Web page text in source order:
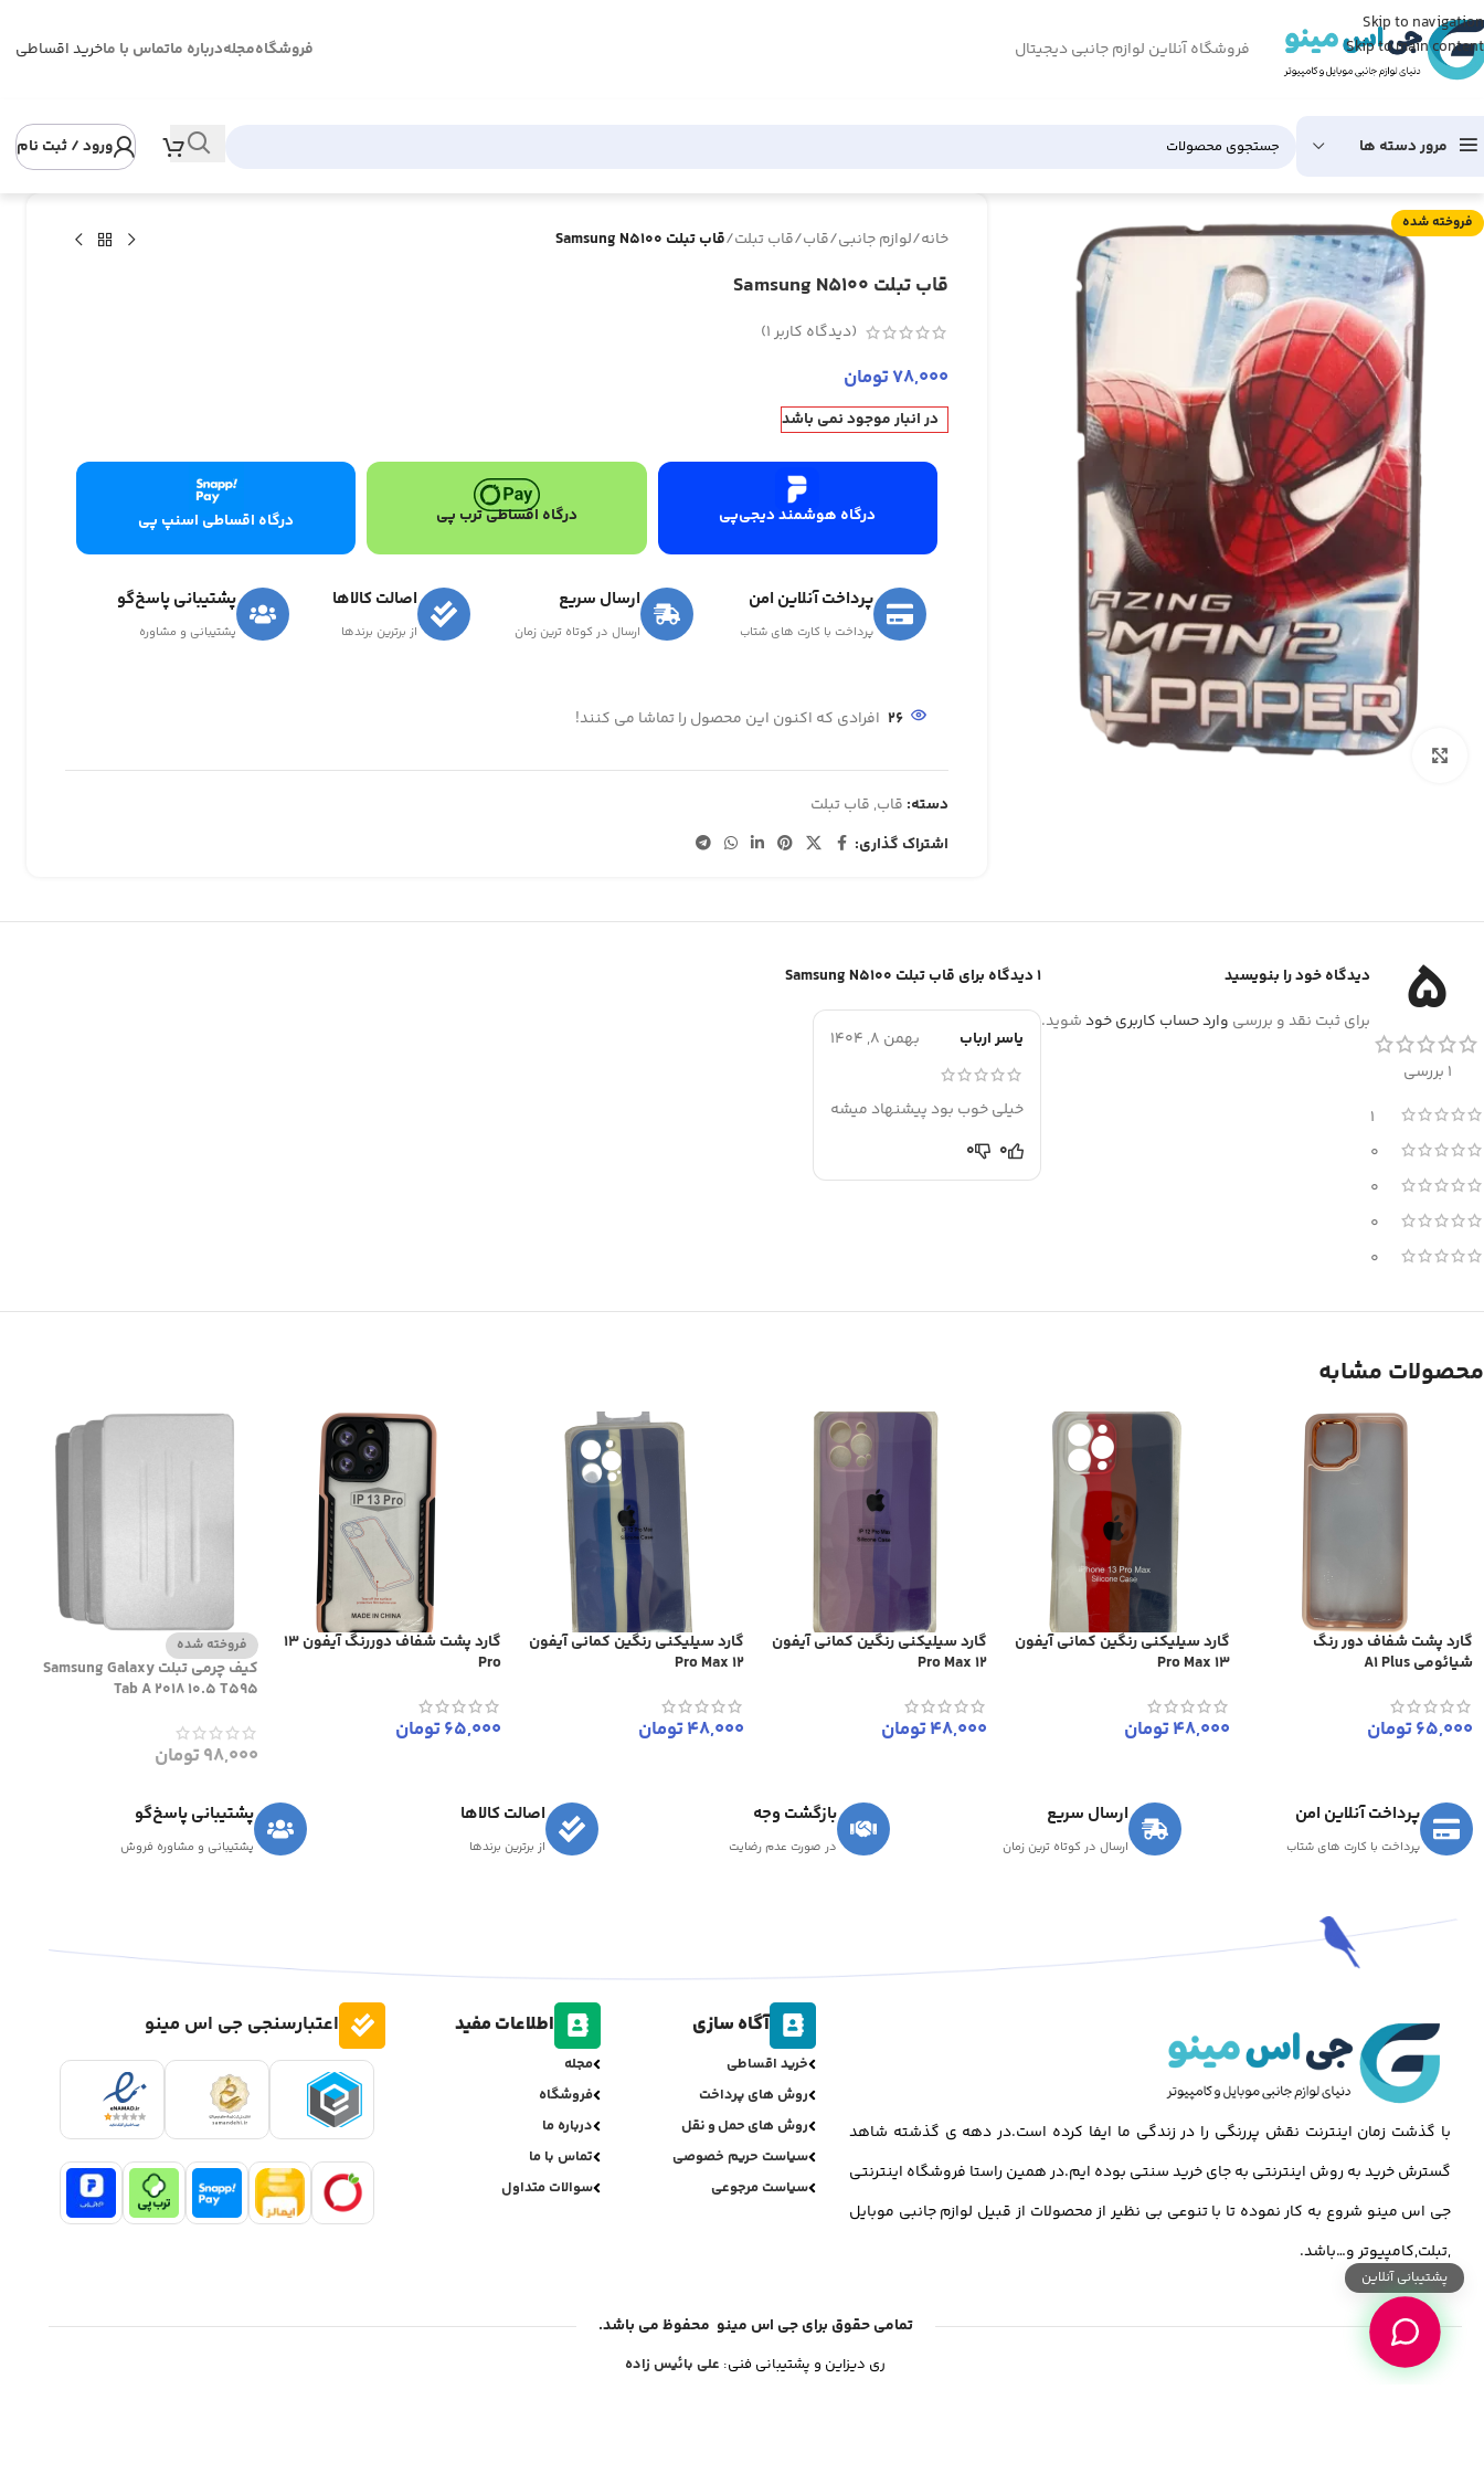
Skip to navigation
Skip to main content
فروشگاه آنلاین لوازم جانبی دیجیتال فروشگاهمجلهدرباره ماتماس با ماخرید اقساطی
مرور دسته ها ورود / ثبت نام
فروخته شده
برای بزرگنمایی کلیک کنید
خانه/لوازم جانبی/قاب/قاب تبلت/قاب تبلت Samsung N5100
قاب تبلت Samsung N5100
(دیدگاه کاربر1
)
78,000تومان
در انبار موجود نمی باشد
درگاه هوشمند دیجی‌پی درگاه اقساطی ترب پی درگاه اقساطی اسنپ پی
پرداخت آنلاین امن
پرداخت با کارت های شتاب
ارسال سریع
ارسال در کوتاه ترین زمان
اصالت کالاها
از برترین برندها
پشتیبانی پاسخ‌گو
پشتیبانی و مشاوره
26 افرادی که اکنون این محصول را تماشا می کنند!
دسته: قاب, قاب تبلت
اشتراک گذاری:
5
1 بررسی
1
0
0
0
0
1 دیدگاه برای قاب تبلت Samsung N5100
یاسر ارباب بهمن 8, 1404
خیلی خوب بود پیشنهاد میشه
0
0
دیدگاه خود را بنویسید
برای ثبت نقد و بررسی وارد حساب کاربری خودشوید.
محصولات مشابه
گارد پشت شفاف دور رنگ
شیائومی A1 Plus
65,000تومان
گارد سیلیکنی رنگین کمانی آیفون
13 Pro Max
48,000تومان
گارد سیلیکنی رنگین کمانی آیفون
12 Pro Max
48,000تومان
گارد سیلیکنی رنگین کمانی آیفون
12 Pro Max
48,000تومان
گارد پشت شفاف دوررنگ آیفون 13
Pro
65,000تومان
فروخته شده
کیف چرمی تبلت Samsung Galaxy
Tab A 2018 10.5 T595
98,000تومان
پرداخت آنلاین امن
پرداخت با کارت های شتاب
ارسال سریع
ارسال در کوتاه ترین زمان
بازگشت وجه
در صورت عدم رضایت
اصالت کالاها
از برترین برندها
پشتیبانی پاسخ‌گو
پشتیبانی و مشاوره فروش
با گذشت زمان اینترنت نقش پررنگی را در زندگی ما ایفا کرده است.در دهه ی گذشته شاهد
گسترش خرید به روش اینترنتی به جای خرید سنتی بوده ایم.در همین راستا فروشگاه اینترنتی
جی اس مینو شروع به کار نموده تا با تنوعی بی نظیر از محصولات از قبیل لوازم جانبی موبایل
,تبلت,کامپیوتر و…باشد.
آگاه سازی
خرید اقساطی
روش های پرداخت
روش های حمل و نقل
سیاست حریم خصوصی
سیاست مرجوعی
اطلاعات مفید
مجله
فروشگاه
درباره ما
تماس با ما
سوالات متداول
اعتبارسنجی جی اس مینو
تمامی حقوق برای جی اس مینو محفوظ می باشد.
ری دیزاین و پشتیبانی فنی: علی بائیس زاده
پشتیبانی آنلاین